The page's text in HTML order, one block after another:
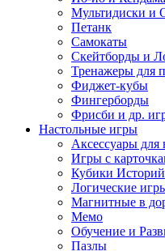
Мультидиски и
Петанк
Самокаты
Скейтборды и
Тренажеры для
Фиджет-кубы
Фингерборды
Фрисби и др.
Настольные игры
Аксессуары для
Игры с
Кубики Историй
Логические
Магнитные в
Мемо
Обучение и
Пазлы